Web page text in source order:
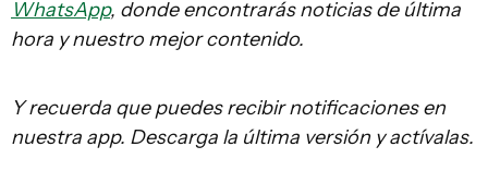
WhatsApp, donde encontrarás noticias de última
hora y nuestro mejor contenido.
Y recuerda que puedes recibir notificaciones en
nuestra app. Descarga la última versión y actívalas.